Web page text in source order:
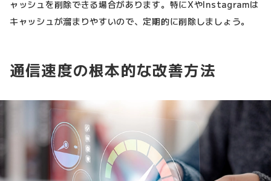
ャッシュを削除できる場合があります。特にXやInstagramは
キャッシュが溜まりやすいので、定期的に削除しましょう。
通信速度の根本的な改善方法